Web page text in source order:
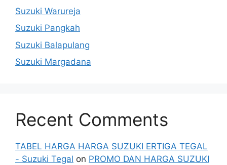
Suzuki Warureja
Suzuki Pangkah
Suzuki Balapulang
Suzuki Margadana
Recent Comments
TABEL HARGA HARGA SUZUKI ERTIGA TEGAL
- Suzuki Tegal on PROMO DAN HARGA SUZUKI